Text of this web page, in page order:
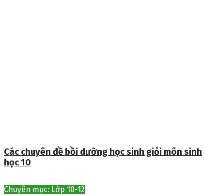
Các chuyên đề bồi dưỡng học sinh giỏi môn sinh
học 10
Chuyên mục: Lớp 10-12